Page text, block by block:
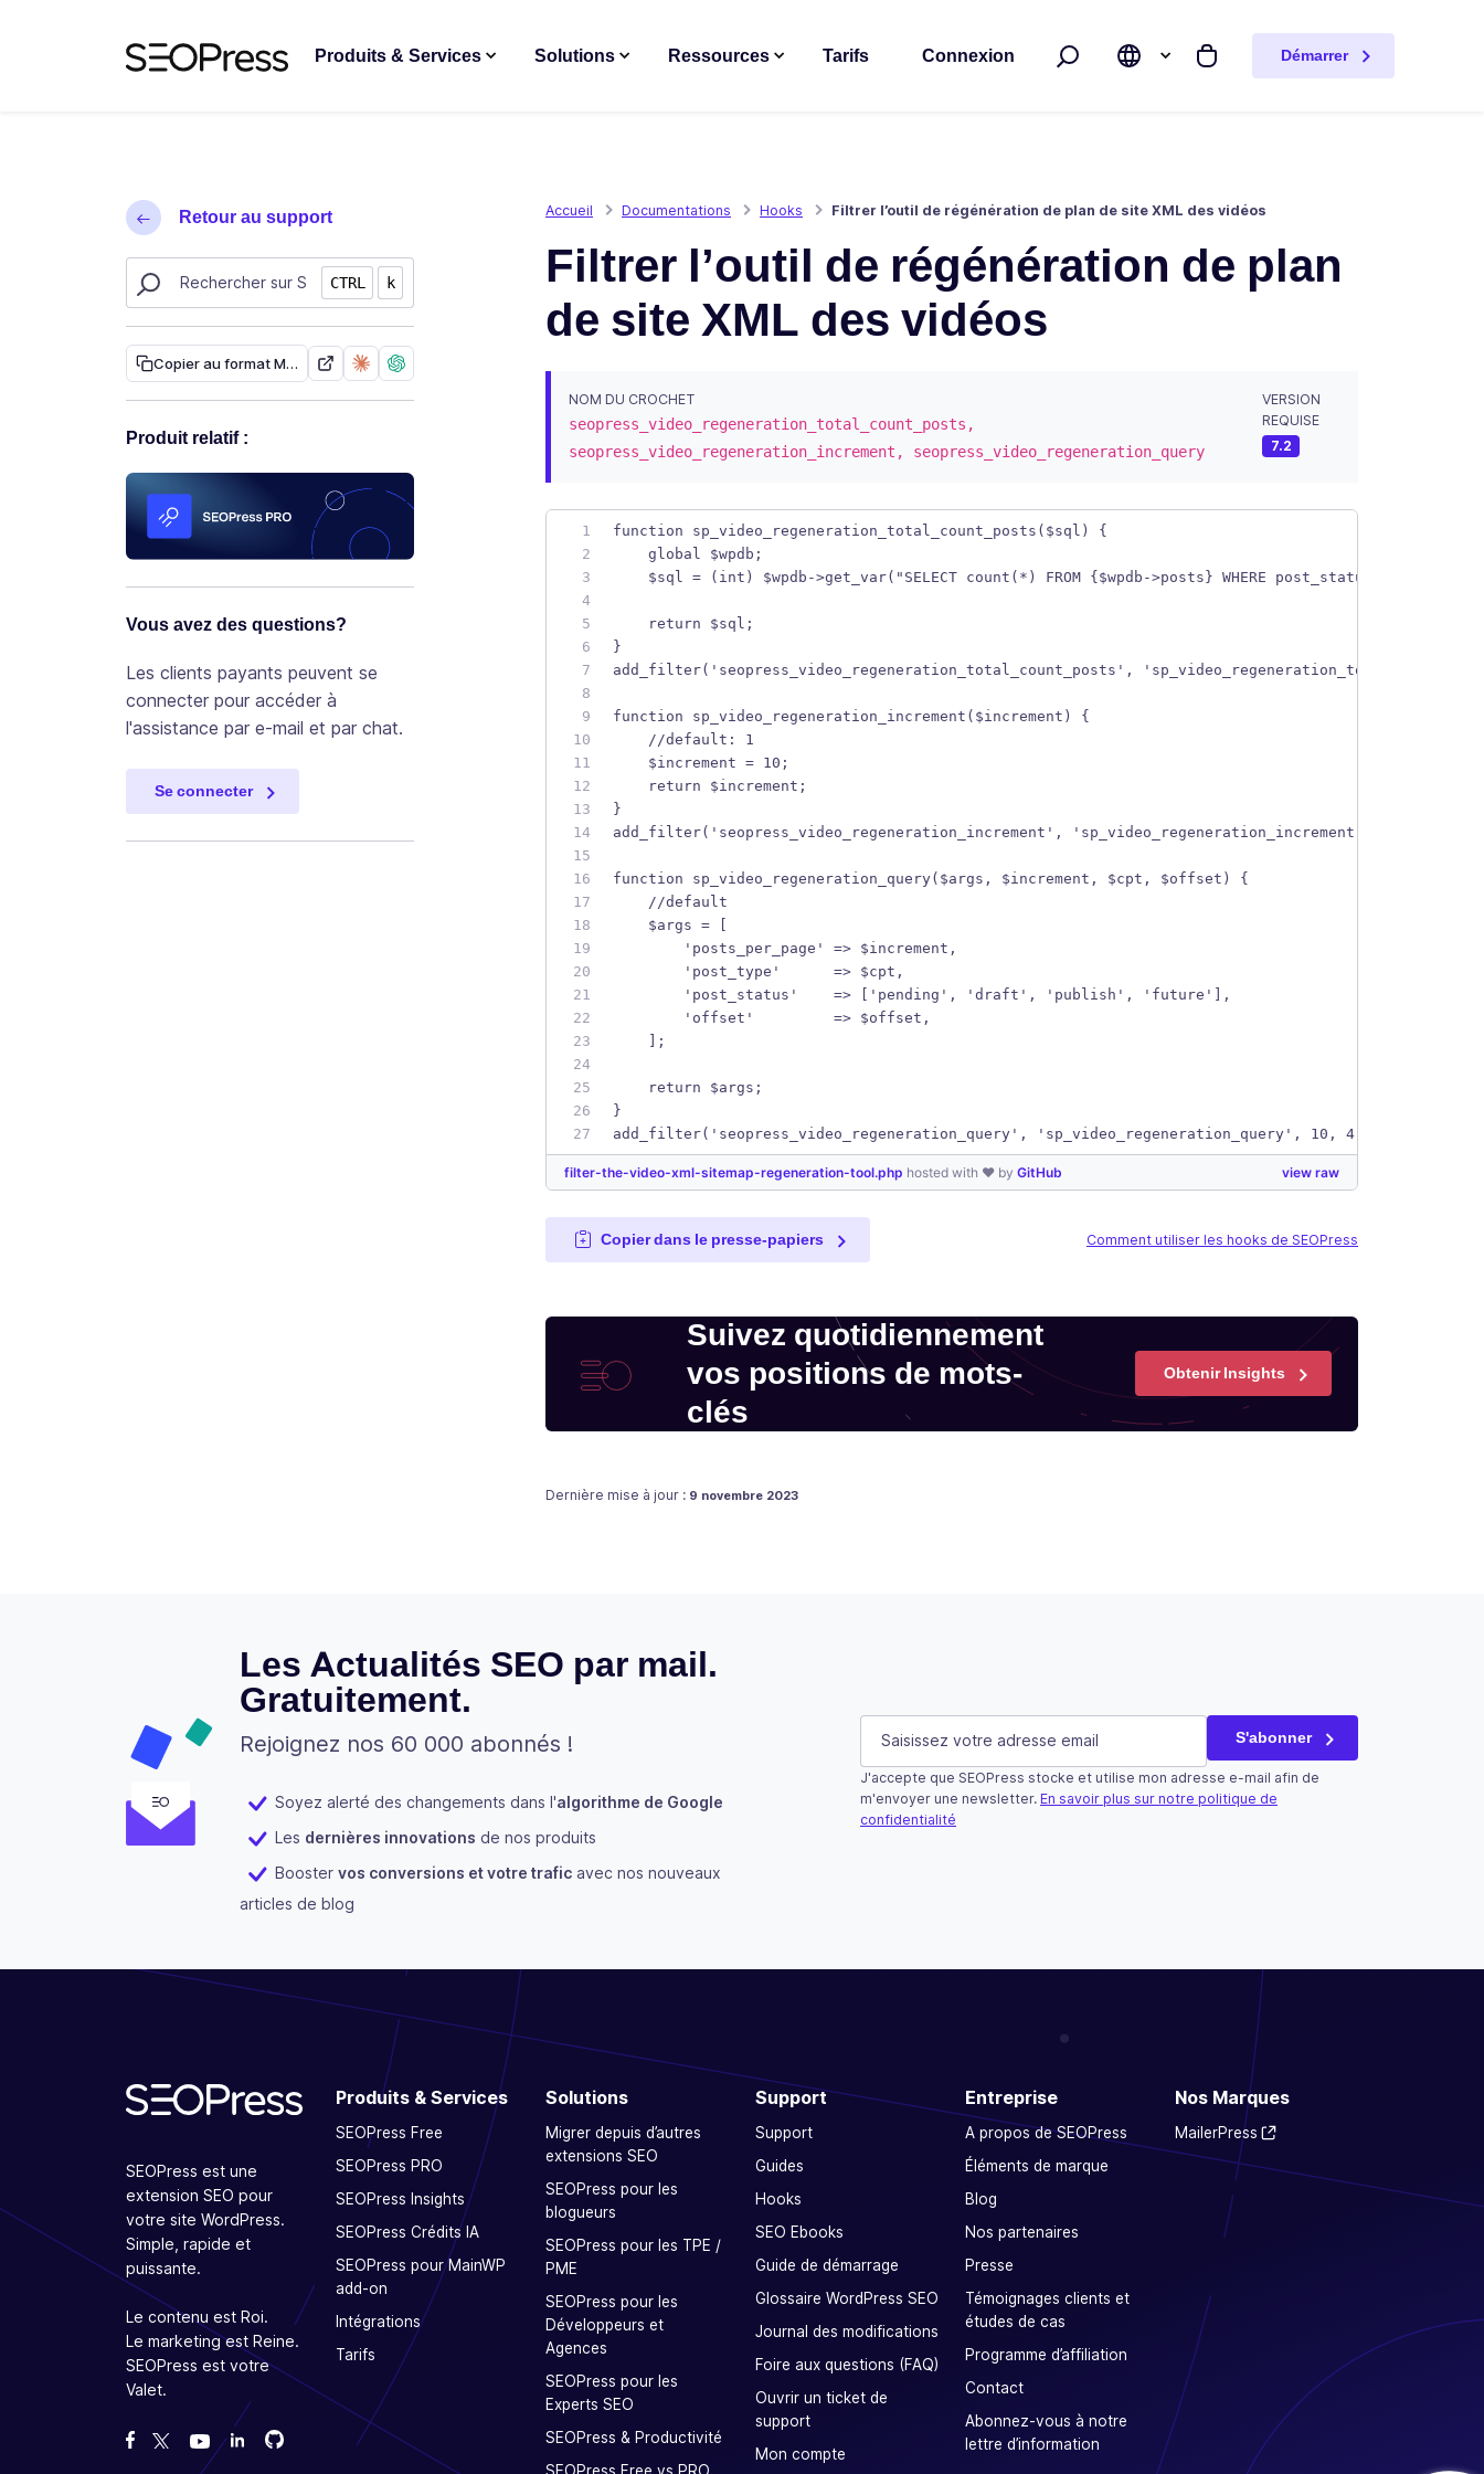
Produits & Services Solutions Ressources Tarifs Connexion
Rechercher Mon panier
Démarrer
Retour au support
Rechercher des ressources sur SEOPress
CTRL k
Copier au format Markdown
Produit relatif :
Vous avez des questions?
Les clients payants peuvent se
connecter pour accéder à
l'assistance par e-mail et par chat.
Se connecter
Accueil Documentations Hooks Filtrer l’outil de régénération de plan de site XML des vidéos
Filtrer l’outil de régénération de plan
de site XML des vidéos
NOM DU CROCHET
seopress_video_regeneration_total_count_posts,
seopress_video_regeneration_increment, seopress_video_regeneration_query
VERSION
REQUISE
7.2
function sp_video_regeneration_total_count_posts($sql) {
    global $wpdb;
$sql = (int) $wpdb->get_var("SELECT count(*) FROM {$wpdb->posts} WHERE post_status IN
    return $sql;
}
add_filter('seopress_video_regeneration_total_count_posts',
function sp_video_regeneration_increment($increment) {
    //default: 1
    $increment = 10;
    return $increment;
}
add_filter('seopress_video_regeneration_increment', 'sp_video_regeneration_increment');
function sp_video_regeneration_query($args, $increment, $cpt, $offset) {
    //default
    $args = [
        'posts_per_page' => $increment,
        'post_type'      => $cpt,
        'post_status'    => ['pending', 'draft', 'publish', 'future'],
        'offset'         => $offset,
    ];
    return $args;
}
add_filter('seopress_video_regeneration_query', 'sp_video_regeneration_query', 10, 4);
view raw
filter-the-video-xml-sitemap-regeneration-tool.php hosted with ❤ by GitHub
Copier dans le presse-papiers Comment utiliser les hooks de SEOPress
Suivez quotidiennement
vos positions de mots-
clés
Obtenir Insights
Dernière mise à jour : Publié le
9 novembre 2023
9 novembre 2023
Les Actualités SEO par mail.
Gratuitement.
Rejoignez nos 60 000 abonnés !
Soyez alerté des changements dans l'algorithme de Google
Les dernières innovations de nos produits
Booster vos conversions et votre trafic avec nos nouveaux
articles de blog
LinkedIn
Ce champ n’est utilisé qu’à des fins de validation et devrait rester inchangé.
E-mail (Nécessaire) S'abonner
J'accepte que SEOPress stocke et utilise mon adresse e-mail afin de
m'envoyer une newsletter. En savoir plus sur notre politique de
confidentialité
SEOPress est une
extension SEO pour
votre site WordPress.
Simple, rapide et
puissante.
Le contenu est Roi.
Le marketing est Reine.
SEOPress est votre
Valet.
Likez notre page Facebook
Suivez-nous sur Twitter
Nous voir sur YouTube
Forcez-nous sur GitHub
Forcez-nous sur GitHub
Produits & Services
SEOPress Free
SEOPress PRO
SEOPress Insights
SEOPress Crédits IA
SEOPress pour MainWP
add-on
Intégrations
Tarifs
Solutions
Migrer depuis d’autres
extensions SEO
SEOPress pour les
blogueurs
SEOPress pour les TPE /
PME
SEOPress pour les
Développeurs et
Agences
SEOPress pour les
Experts SEO
SEOPress & Productivité
Support
Support
Guides
Hooks
SEO Ebooks
Guide de démarrage
Glossaire WordPress SEO
Journal des modifications
Foire aux questions (FAQ)
Ouvrir un ticket de
support
Mon compte
Entreprise
A propos de SEOPress
Éléments de marque
Blog
Nos partenaires
Presse
Témoignages clients et
études de cas
Programme d’affiliation
Contact
Abonnez-vous à notre
lettre d’information
Nos Marques
MailerPress